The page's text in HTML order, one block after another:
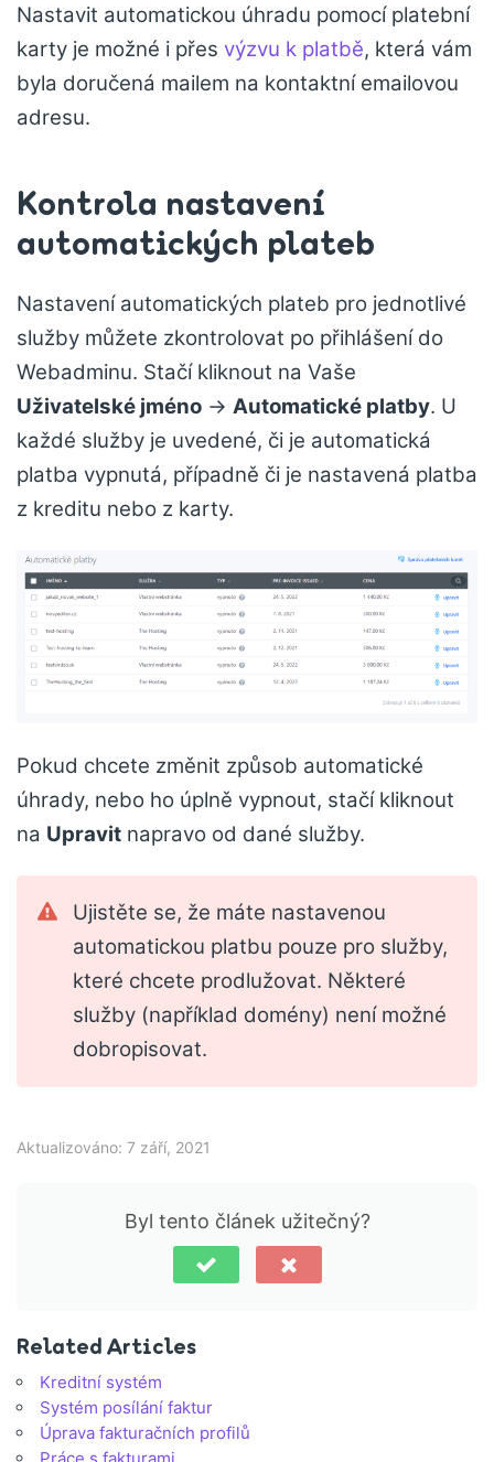
Nastavit automatickou úhradu pomocí platební
karty je možné i přes výzvu k platbě, která vám
byla doručená mailem na kontaktní emailovou
adresu.
Kontrola nastavení
automatických plateb
Nastavení automatických plateb pro jednotlivé
služby můžete zkontrolovat po přihlášení do
Webadminu. Stačí kliknout na Vaše
Uživatelské jméno -> Automatické platby. U
každé služby je uvedené, či je automatická
platba vypnutá, případně či je nastavená platba
z kreditu nebo z karty.
Pokud chcete změnit způsob automatické
úhrady, nebo ho úplně vypnout, stačí kliknout
na Upravit napravo od dané služby.
Ujistěte se, že máte nastavenou
automatickou platbu pouze pro služby,
které chcete prodlužovat. Některé
služby (například domény) není možné
dobropisovat.
Aktualizováno: 7 září, 2021
Byl tento článek užitečný?
Related Articles
Kreditní systém
Systém posílání faktur
Úprava fakturačních profilů